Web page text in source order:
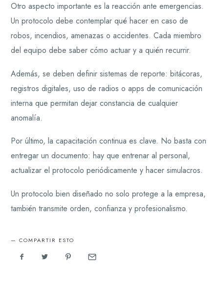
Otro aspecto importante es la reacción ante emergencias.
Un protocolo debe contemplar qué hacer en caso de
robos, incendios, amenazas o accidentes. Cada miembro
del equipo debe saber cómo actuar y a quién recurrir.
Además, se deben definir sistemas de reporte: bitácoras,
registros digitales, uso de radios o apps de comunicación
interna que permitan dejar constancia de cualquier
anomalía.
Por último, la capacitación continua es clave. No basta con
entregar un documento: hay que entrenar al personal,
actualizar el protocolo periódicamente y hacer simulacros.
Un protocolo bien diseñado no solo protege a la empresa,
también transmite orden, confianza y profesionalismo.
COMPARTIR ESTO